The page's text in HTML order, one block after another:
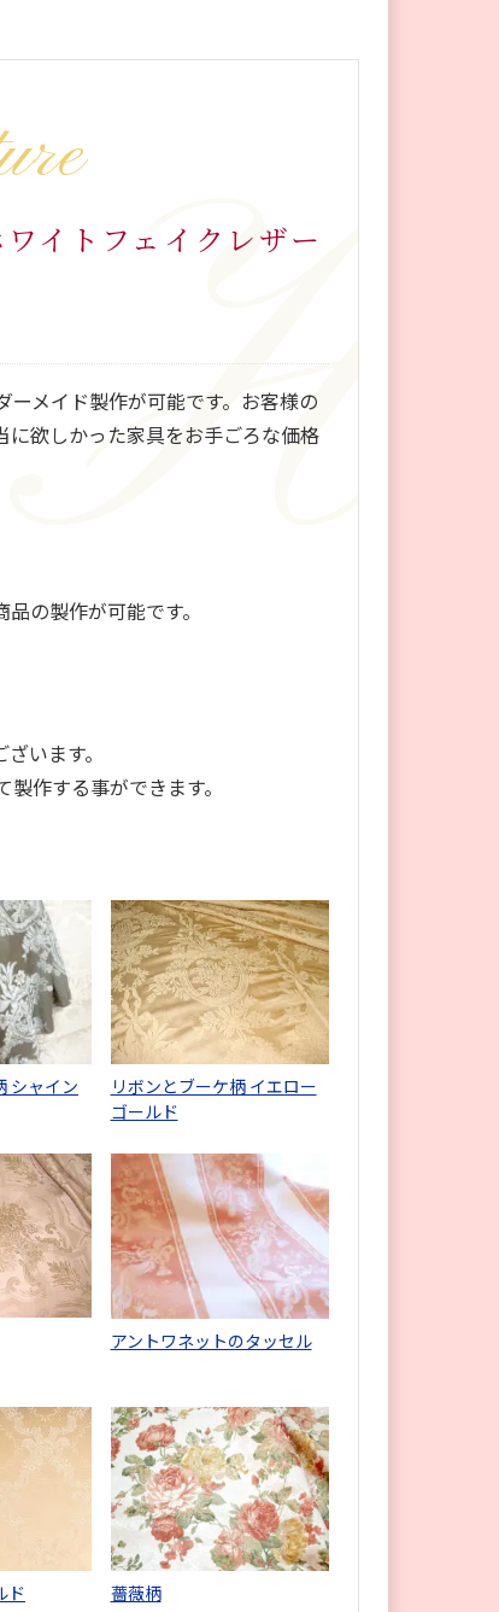
イトフェイクレザー
メイド製作が可能です。お客様の
欲しかった家具をお手ごろな価格
の製作が可能です。
います。
作する事ができます。
シャイン
リボンとブーケ柄 イエロー
ゴールド
アントワネットのタッセル
ド 薔薇柄